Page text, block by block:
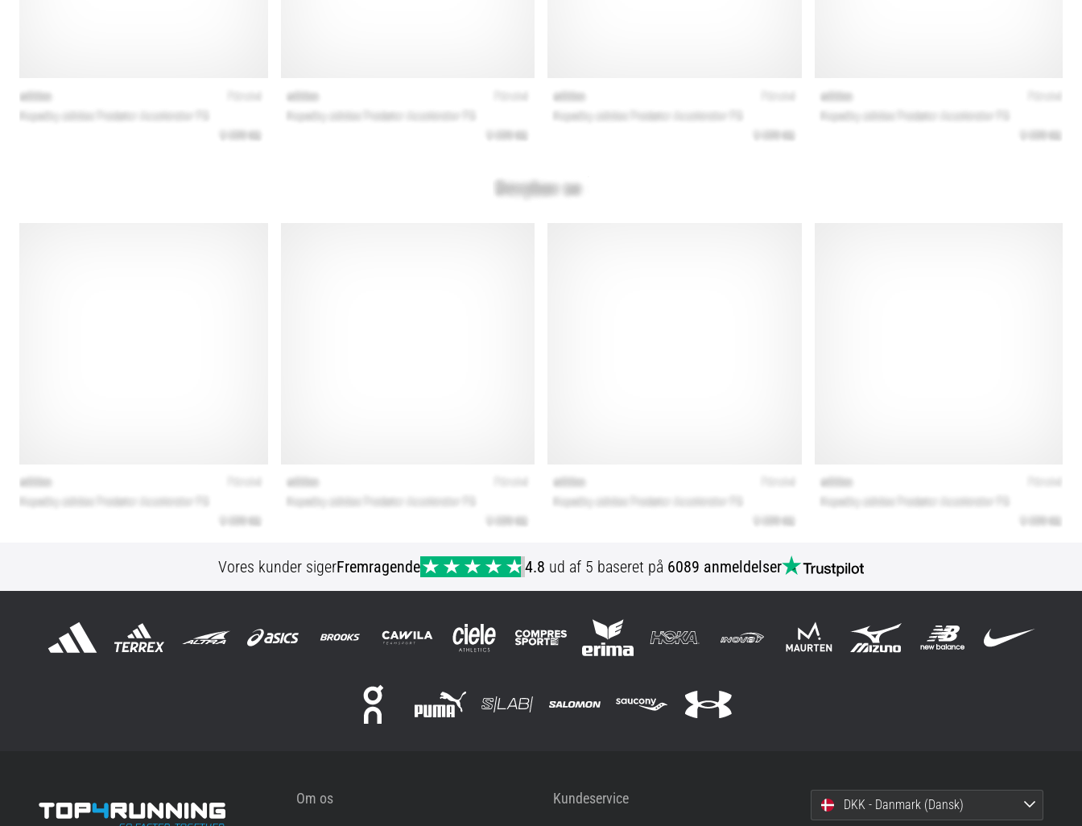
Vores kunder sigerFremragende 4.8 ud af 5 baseret på 6089 anmeldelser
Om os Kundeservice DKK - Danmark (Dansk)